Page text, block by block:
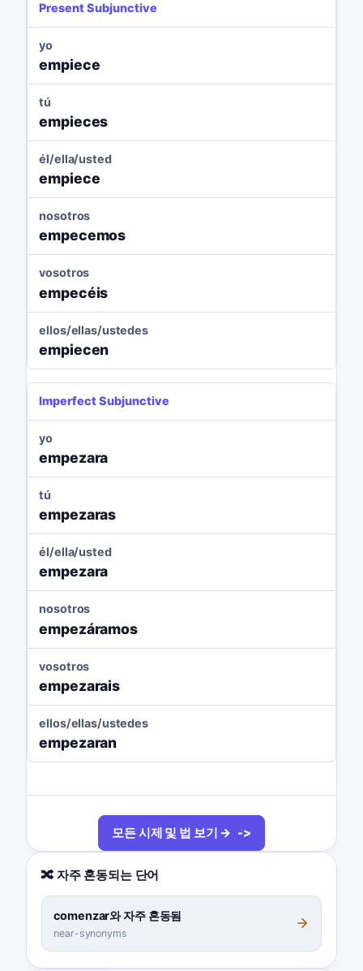
Present Subjunctive
yo
empiece
tú
empieces
él/ella/usted
empiece
nosotros
empecemos
vosotros
empecéis
ellos/ellas/ustedes
empiecen
Imperfect Subjunctive
yo
empezara
tú
empezaras
él/ella/usted
empezara
nosotros
empezáramos
vosotros
empezarais
ellos/ellas/ustedes
empezaran
모든 시제 및 법 보기 →
🔀 자주 혼동되는 단어
comenzar와 자주 혼동됨
near-synonyms